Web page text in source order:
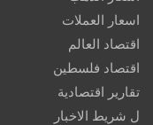
اسعار العملات
اقتصاد العالم
اقتصاد فلسطين
تقارير اقتصادية
ل شريط الاخبار